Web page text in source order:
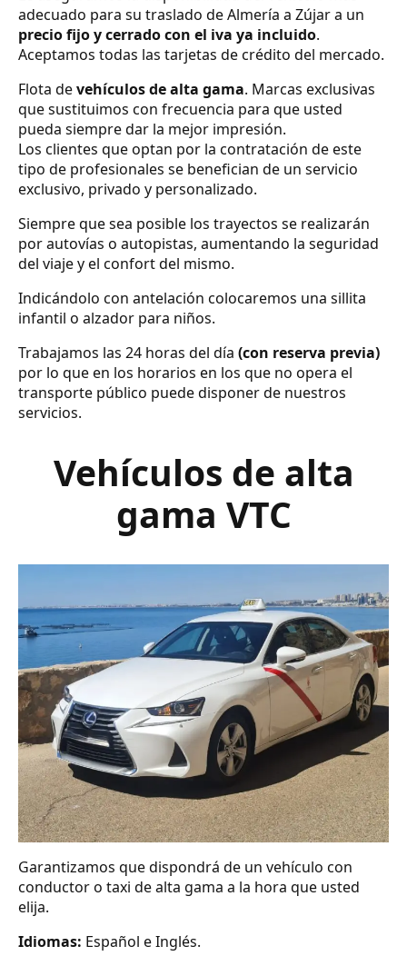
adecuado para su traslado de Almería a Zújar a un
precio fijo y cerrado con el iva ya incluido.
Aceptamos todas las tarjetas de crédito del mercado.
Flota devehículos de alta gama. Marcas exclusivas
que sustituimos con frecuencia para que usted
pueda siempre dar la mejor impresión.
Los clientes que optan por la contratación de este
tipo de profesionales se benefician de un servicio
exclusivo, privado y personalizado.
Siempre que sea posible los trayectos se realizarán
por autovías o autopistas, aumentando la seguridad
del viaje y el confort del mismo.
Indicándolo con antelación colocaremos una sillita
infantil o alzador para niños.
Trabajamos las 24 horas del día (con reserva previa)
por lo que en los horarios en los que no opera el
transporte público puede disponer de nuestros
servicios.
Vehículos de alta
gama VTC
Garantizamos que dispondrá de un vehículo con
conductor o taxi de alta gama a la hora que usted
elija.
Idiomas: Español e Inglés.